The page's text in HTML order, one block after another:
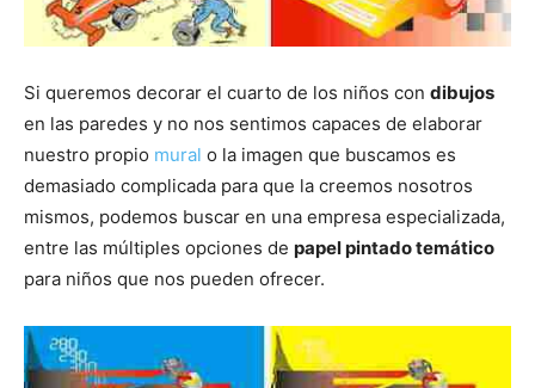
Si queremos decorar el cuarto de los niños con dibujos
en las paredes y no nos sentimos capaces de elaborar
nuestro propio mural o la imagen que buscamos es
demasiado complicada para que la creemos nosotros
mismos, podemos buscar en una empresa especializada,
entre las múltiples opciones de papel pintado temático
para niños que nos pueden ofrecer.